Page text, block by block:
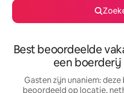
Best beoordeelde
een boerderij
Gasten zijn unaniem:
beoordeeld op locatie,